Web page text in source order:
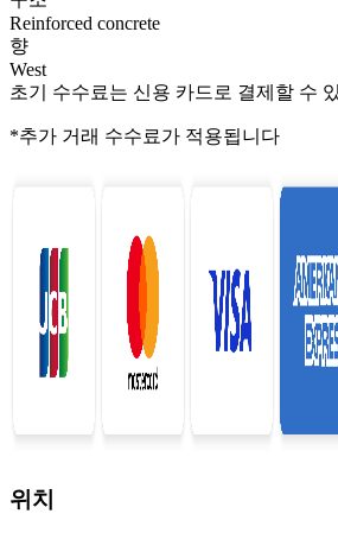
Reinforced concrete
향
West
초기 수수료는 신용 카드로 결제할 수
*추가 거래 수수료가 적용됩니다
위치